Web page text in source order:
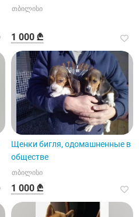
თბილისი
1 000 ₾
Щенки бигля, одомашненные в
обществе
თბილისი
1 000 ₾